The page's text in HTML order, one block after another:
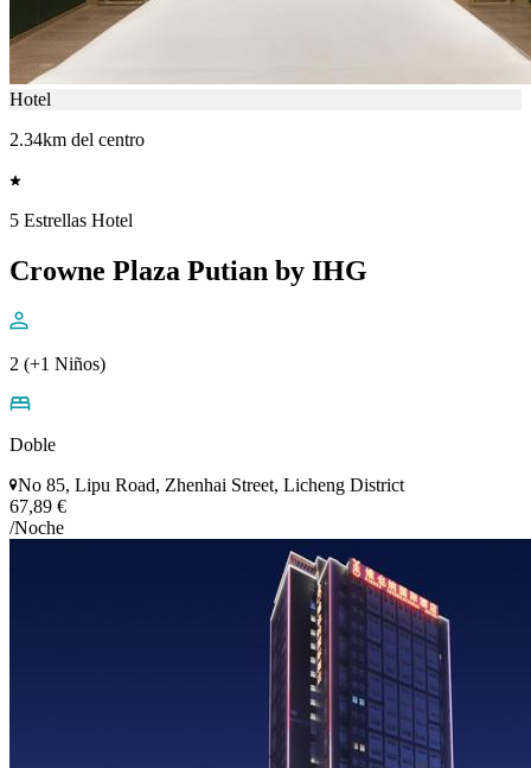
Hotel
2.34km del centro
5 Estrellas Hotel
Crowne Plaza Putian by IHG
2 (+1 Niños)
Doble
No 85, Lipu Road, Zhenhai Street, Licheng District
67,89 €
/Noche